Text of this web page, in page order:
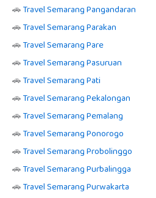
🚗Travel Semarang Pangandaran
🚗Travel Semarang Parakan
🚗Travel Semarang Pare
🚗Travel Semarang Pasuruan
🚗Travel Semarang Pati
🚗Travel Semarang Pekalongan
🚗Travel Semarang Pemalang
🚗Travel Semarang Ponorogo
🚗Travel Semarang Probolinggo
🚗Travel Semarang Purbalingga
🚗Travel Semarang Purwakarta